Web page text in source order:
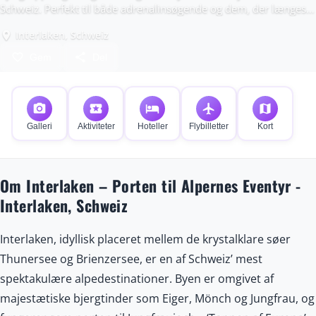
Schweiz. Perfekt til både adrenalinsøgende og dem, der længes
place Interlaken, Schweiz
photo_camera
Galleri
local_activity
Aktiviteter
hotel
Hoteller
flight
Flybilletter
map
Kort
Om Interlaken – Porten til Alpernes Eventyr -
Interlaken, Schweiz
Interlaken, idyllisk placeret mellem de krystalklare søer
Thunersee og Brienzersee, er en af Schweiz’ mest
spektakulære alpedestinationer. Byen er omgivet af
majestætiske bjergtinder som Eiger, Mönch og Jungfrau, og